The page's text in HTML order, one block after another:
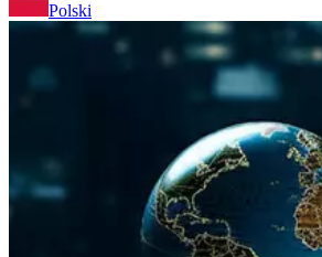
Polski